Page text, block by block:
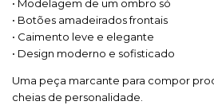
• Modelagem de um ombro só
• Botões amadeirados frontais
• Caimento leve e elegante
• Design moderno e sofisticado
Uma peça marcante para compor
cheias de personalidade.